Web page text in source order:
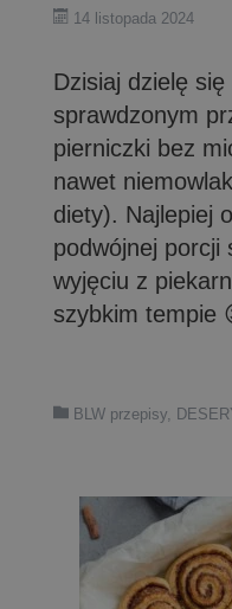
14 listopada 2024
Dzisiaj dzielę
sprawdzonym
pierniczki bez
nawet
diety). Najlepiej
podwójnej porcji
wyjęciu z
szybkim tempie
BLW przepisy,